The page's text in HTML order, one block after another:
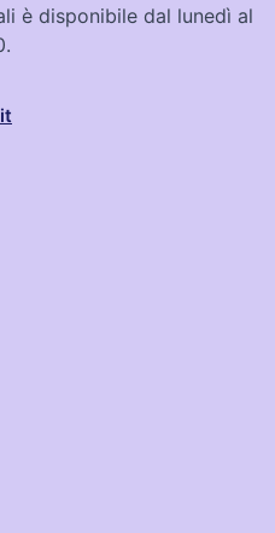
è disponibile dal lunedì al